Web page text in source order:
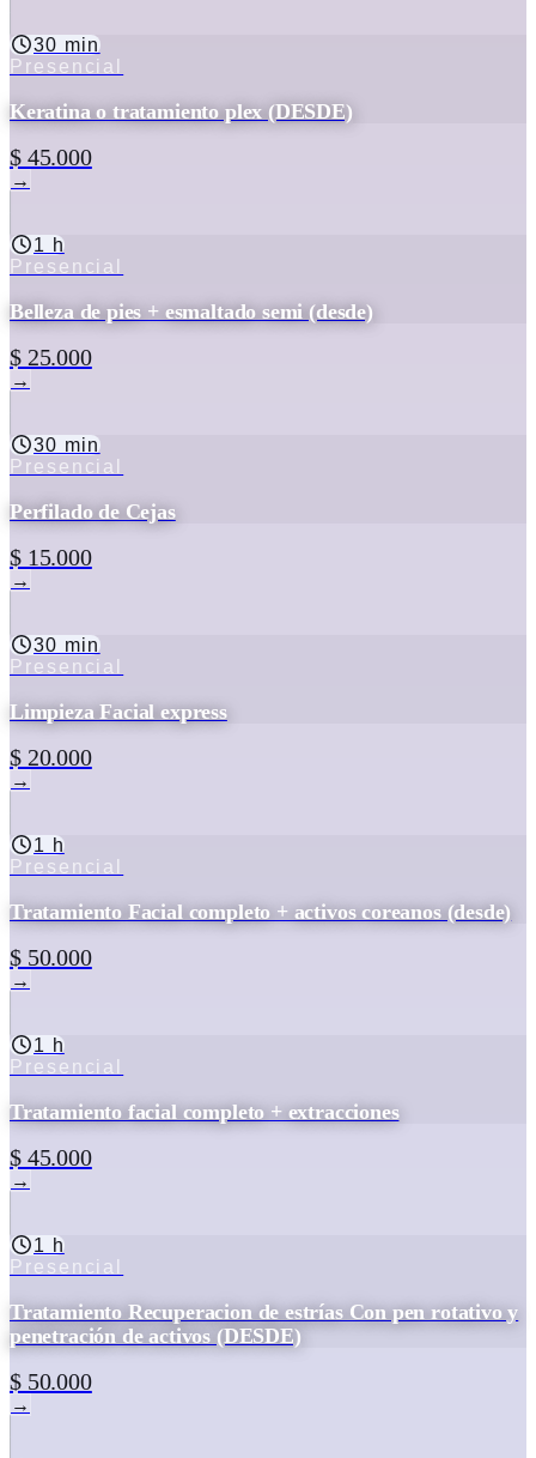
30 min
Presencial
Keratina o tratamiento plex (DESDE)
$ 45.000
→
1 h
Presencial
Belleza de pies + esmaltado semi (desde)
$ 25.000
→
30 min
Presencial
Perfilado de Cejas
$ 15.000
→
30 min
Presencial
Limpieza Facial express
$ 20.000
→
1 h
Presencial
Tratamiento Facial completo + activos coreanos (desde)
$ 50.000
→
1 h
Presencial
Tratamiento facial completo + extracciones
$ 45.000
→
1 h
Presencial
Tratamiento Recuperacion de estrías Con pen rotativo y
penetración de activos (DESDE)
$ 50.000
→